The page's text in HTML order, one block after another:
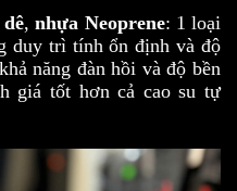
, nhựa Neoprene: 1 loại
duy trì tính ổn định và độ
năng đàn hồi và độ bền
giá tốt hơn cả cao su tự